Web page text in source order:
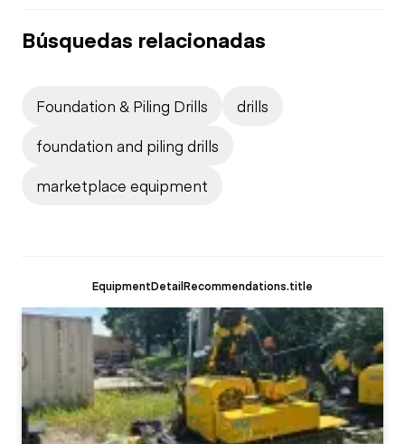
Búsquedas relacionadas
Foundation & Piling Drills
drills
foundation and piling drills
marketplace equipment
EquipmentDetailRecommendations.title